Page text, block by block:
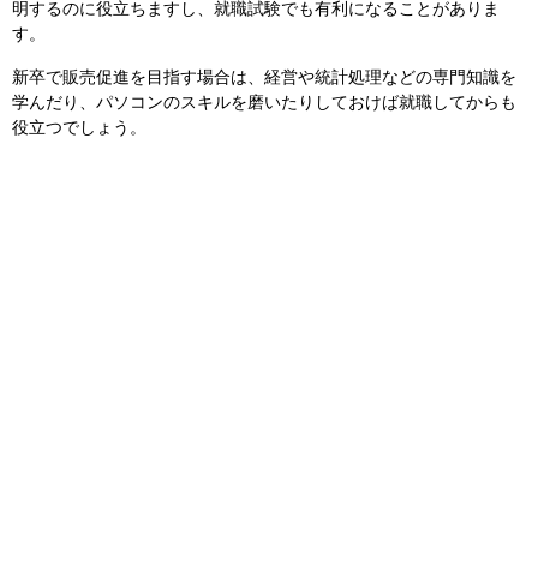
明するのに役立ちますし、就職試験でも有利になることがありま
す。
新卒で販売促進を目指す場合は、経営や統計処理などの専門知識を
学んだり、パソコンのスキルを磨いたりしておけば就職してからも
役立つでしょう。